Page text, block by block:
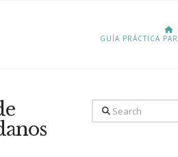
GUÍA PRÁCTICA
Search